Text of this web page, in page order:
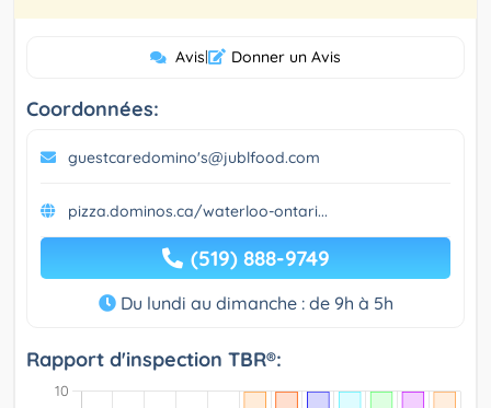
Avis| Donner un Avis
Coordonnées:
guestcaredomino's@jublfood.com
pizza.dominos.ca/waterloo-ontari...
(519) 888-9749
Du lundi au dimanche : de 9h à 5h
Rapport d'inspection TBR®: